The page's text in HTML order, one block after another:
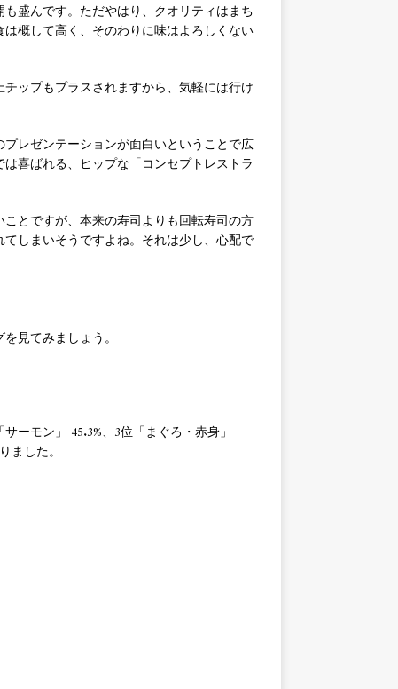
盛んです。ただやはり、クオリティはまち
概して高く、そのわりに味はよろしくない
ップもプラスされますから、気軽には行け
レゼンテーションが面白いということで広
喜ばれる、ヒップな「コンセプトレストラ
とですが、本来の寿司よりも回転寿司の方
しまいそうですよね。それは少し、心配で
見てみましょう。
ーモン」 45.3%、3位「まぐろ・赤身」
ました。